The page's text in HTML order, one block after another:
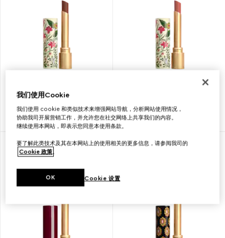
AU$ 75
130 琥珀杏仁，限量版 FLORA
AU$ 75
我们使用Cookie
我们使用 cookie 和类似技术来增强网站导航，分析网站使用情况，
协助我司开展营销工作，并允许您在社交网络上共享我们的内容。
继续使用本网站，即表示您同意本使用条款。
要了解此类技术及其在本网站上的使用相关的更多信息，请参阅我司的
Cookie 政策。
Cookie 设置
OK